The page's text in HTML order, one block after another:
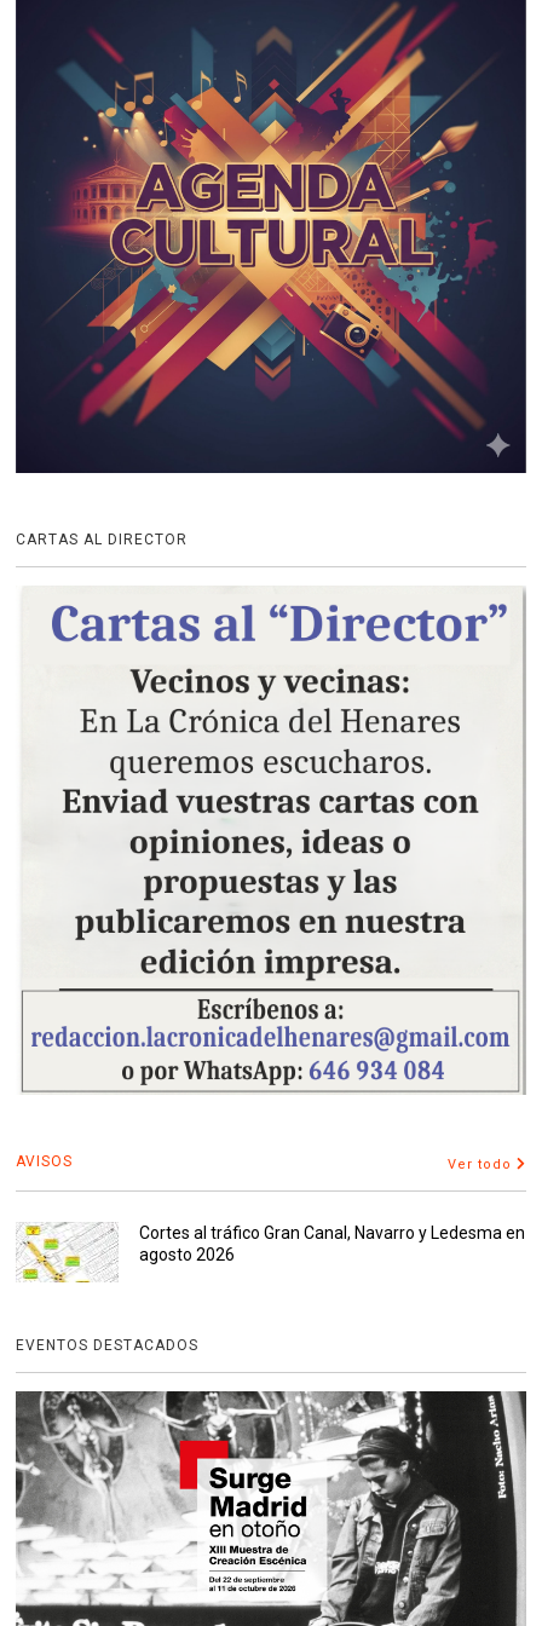
CARTAS AL DIRECTOR
AVISOS Ver todo
Cortes al tráfico Gran Canal, Navarro y Ledesma en
agosto 2026
EVENTOS DESTACADOS